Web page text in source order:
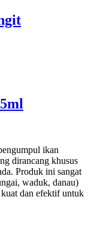
ikan
dirancang khusus
Produk ini sangat
waduk, danau)
dan efektif untuk